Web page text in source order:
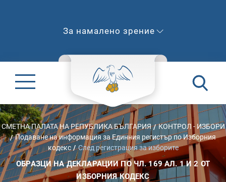
За намалено зрение
СМЕТНА ПАЛАТА НА РЕПУБЛИКА БЪЛГАРИЯ
КОНТРОЛ - ИЗБОРИ
Подаване на информация за Единния регистър по Изборния
кодекс
След регистрация за изборите
ОБРАЗЦИ НА ДЕКЛАРАЦИИ ПО ЧЛ. 169 АЛ. 1 И 2 ОТ
ИЗБОРНИЯ КОДЕКС